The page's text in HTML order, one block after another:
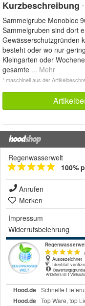
Kurzbeschreibung *
Sammelgrube Monobloc
Sammelgruben sind dort
Gewässerschutzgründen
besteht oder wo nur
Kleingarten oder
gesamte ... Mehr
* maschinell aus der
Regenwasserwelt
100%
Anrufen
Merken
Impressum
Widerrufsbelehrung